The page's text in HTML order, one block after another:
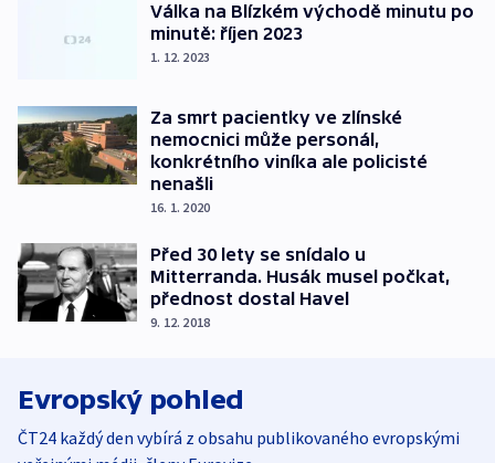
Válka na Blízkém východě minutu po
minutě: říjen 2023
1. 12. 2023
Za smrt pacientky ve zlínské
nemocnici může personál,
konkrétního viníka ale policisté
nenašli
16. 1. 2020
Před 30 lety se snídalo u
Mitterranda. Husák musel počkat,
přednost dostal Havel
9. 12. 2018
Evropský pohled
ČT24 každý den vybírá z obsahu publikovaného evropskými